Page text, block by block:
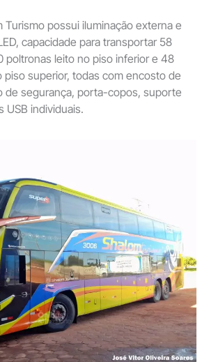
Turismo possui iluminação externa e
capacidade para transportar 58
poltronas leito no piso inferior e 48
piso superior, todas com encosto de
de segurança, porta-copos, suporte
USB individuais.